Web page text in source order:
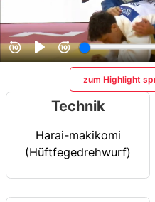
zum Highlight
Technik
Harai-makikomi
(Hüftfegedrehwurf)